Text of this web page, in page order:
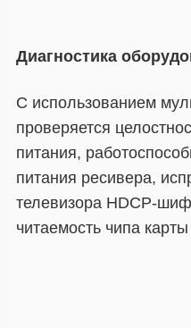
Диагностика
С использованием
проверяется
питания,
питания ресивера,
телевизора HDCP-
читаемость чипа